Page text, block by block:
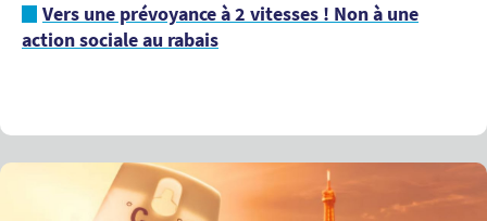
Vers une prévoyance à 2 vitesses ! Non à une
action sociale au rabais